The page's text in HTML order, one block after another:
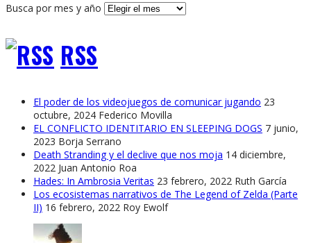
Busca por mes y año
RSS
El poder de los videojuegos de comunicar jugando 23
octubre, 2024 Federico Movilla
EL CONFLICTO IDENTITARIO EN SLEEPING DOGS 7 junio,
2023 Borja Serrano
Death Stranding y el declive que nos moja 14 diciembre,
2022 Juan Antonio Roa
Hades: In Ambrosia Veritas 23 febrero, 2022 Ruth García
Los ecosistemas narrativos de The Legend of Zelda (Parte
II) 16 febrero, 2022 Roy Ewolf